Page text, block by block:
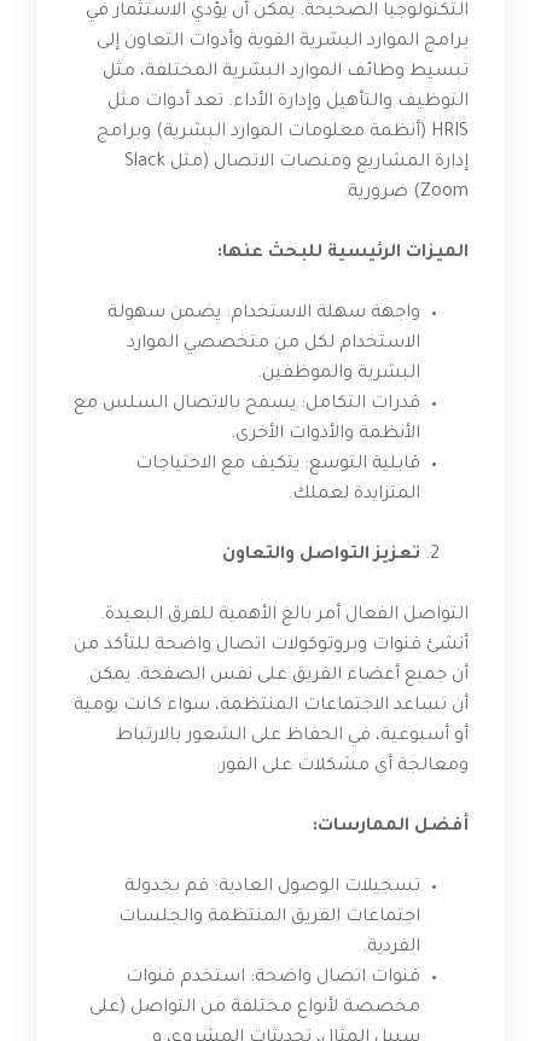
التكنولوجيا الصحيحة. يمكن أن يؤدي الاستثمار في
برامج الموارد البشرية القوية وأدوات التعاون إلى
تبسيط وظائف الموارد البشرية المختلفة، مثل
التوظيف والتأهيل وإدارة الأداء. تعد أدوات مثل
HRIS (أنظمة معلومات الموارد البشرية) وبرامج
إدارة المشاريع ومنصات الاتصال (مثل Slack
Zoom) ضرورية.
الميزات الرئيسية للبحث عنها:
واجهة سهلة الاستخدام: يضمن سهولة
الاستخدام لكل من متخصصي الموارد
البشرية والموظفين.
قدرات التكامل: يسمح بالاتصال السلس مع
الأنظمة والأدوات الأخرى.
قابلية التوسع: يتكيف مع الاحتياجات
المتزايدة لعملك.
تعزيز التواصل والتعاون
التواصل الفعال أمر بالغ الأهمية للفرق البعيدة.
أنشئ قنوات وبروتوكولات اتصال واضحة للتأكد من
أن جميع أعضاء الفريق على نفس الصفحة. يمكن
أن تساعد الاجتماعات المنتظمة، سواء كانت يومية
أو أسبوعية، في الحفاظ على الشعور بالارتباط
ومعالجة أي مشكلات على الفور.
أفضل الممارسات:
تسجيلات الوصول العادية: قم بجدولة
اجتماعات الفريق المنتظمة والجلسات
الفردية.
قنوات اتصال واضحة: استخدم قنوات
مخصصة لأنواع مختلفة من التواصل (على